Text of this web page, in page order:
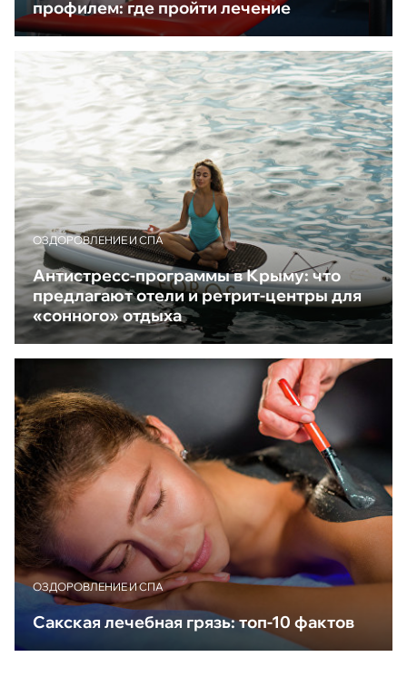
профилем: где пройти лечение
ОЗДОРОВЛЕНИЕ И СПА
Антистресс-программы в Крыму: что
предлагают отели и ретрит-центры для
«сонного» отдыха
ОЗДОРОВЛЕНИЕ И СПА
Сакская лечебная грязь: топ-10 фактов